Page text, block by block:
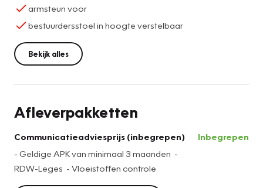
armsteun voor
bestuurdersstoel in hoogte verstelbaar
Bekijk alles
Afleverpakketten
Communicatieadviesprijs (inbegrepen)
- Geldige APK van minimaal 3 maanden -
RDW-Leges - Vloeistoffen controle
Inbegrepen